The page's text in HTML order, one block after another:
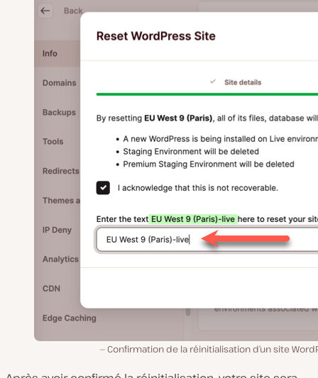
Confirmation de la réinitialisation d’un site